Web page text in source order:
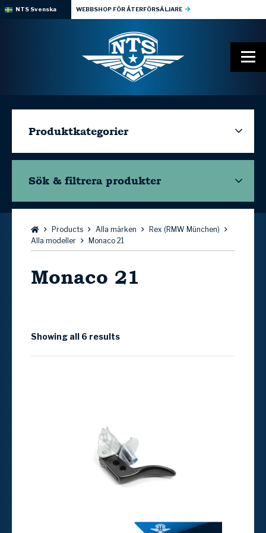
NTS Svenska WEBBSHOP FÖR ÅTERFÖRSÄLJARE
Produktkategorier
Sök & filtrera produkter
Bläddra:Products Alla märken
Rex (RMW München)
Alla modeller
Monaco 21
Monaco 21
Showing all 6 results